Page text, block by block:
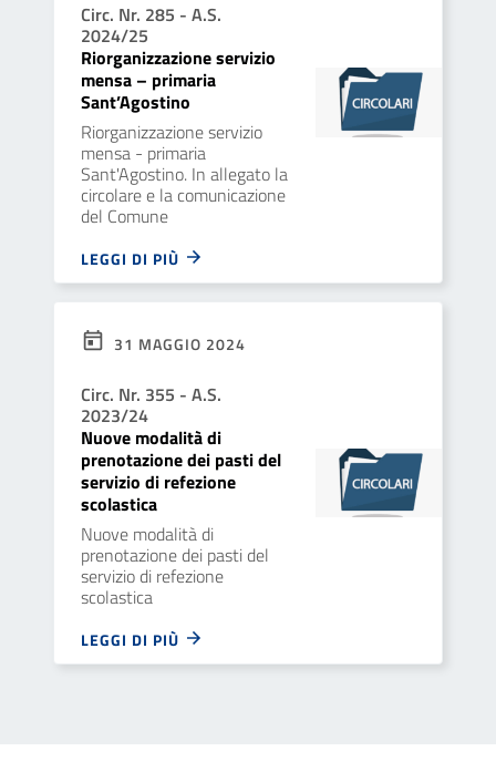
Circ. Nr. 285 - A.S.
2024/25
Riorganizzazione servizio
mensa – primaria
Sant’Agostino
Riorganizzazione servizio
mensa - primaria
Sant'Agostino. In allegato la
circolare e la comunicazione
del Comune
LEGGI DI PIÙ
31 MAGGIO 2024
Circ. Nr. 355 - A.S.
2023/24
Nuove modalità di
prenotazione dei pasti del
servizio di refezione
scolastica
Nuove modalità di
prenotazione dei pasti del
servizio di refezione
scolastica
LEGGI DI PIÙ